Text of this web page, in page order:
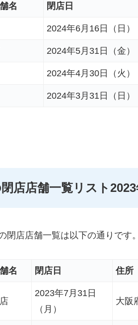
名 閉店日
2024年6月16日（日）
2024年5月31日（金）
2024年4月30日（火）
2024年3月31日（日）
店店舗一覧リスト
閉店店舗一覧は以下の通りです。
名 閉店日 住所
2023年7月31日
（月）
大阪